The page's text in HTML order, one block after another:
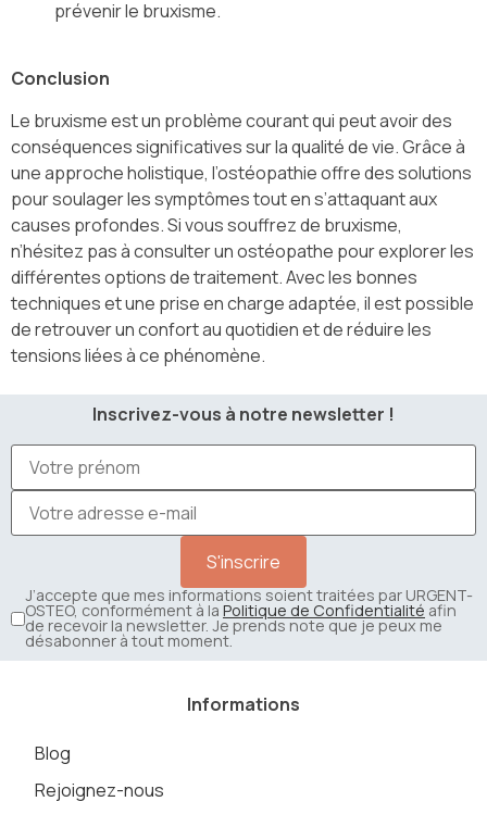
prévenir le bruxisme.
Conclusion
Le bruxisme est un problème courant qui peut avoir des
conséquences significatives sur la qualité de vie. Grâce à
une approche holistique, l’ostéopathie offre des solutions
pour soulager les symptômes tout en s’attaquant aux
causes profondes. Si vous souffrez de bruxisme,
n’hésitez pas à consulter un ostéopathe pour explorer les
différentes options de traitement. Avec les bonnes
techniques et une prise en charge adaptée, il est possible
de retrouver un confort au quotidien et de réduire les
tensions liées à ce phénomène.
Inscrivez-vous à notre newsletter !
J’accepte que mes informations soient traitées par URGENT-
OSTEO, conformément à la Politique de Confidentialité afin
de recevoir la newsletter. Je prends note que je peux me
désabonner à tout moment.
Informations
Blog
Rejoignez-nous